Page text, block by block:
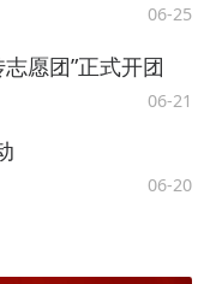
06-25
愿团”正式开团
06-21
06-20